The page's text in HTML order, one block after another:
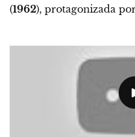
(1962), protagonizada